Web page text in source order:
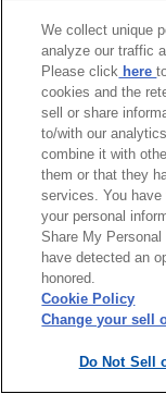
福島千里が速さを求
続ける理由
We collect unique
analyze our traffic
Please click here
cookies and the
sell or share
to/with our
combine it with
them or that they
services. You
your personal
Share My
have detected an
honored.
Cookie Policy
Change your sell
Do Not Sell